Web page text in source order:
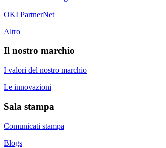
OKI PartnerNet
Altro
Il nostro marchio
I valori del nostro marchio
Le innovazioni
Sala stampa
Comunicati stampa
Blogs